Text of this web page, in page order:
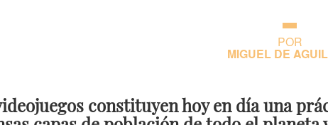
POR
MIGUEL DE
constituyen hoy en día una